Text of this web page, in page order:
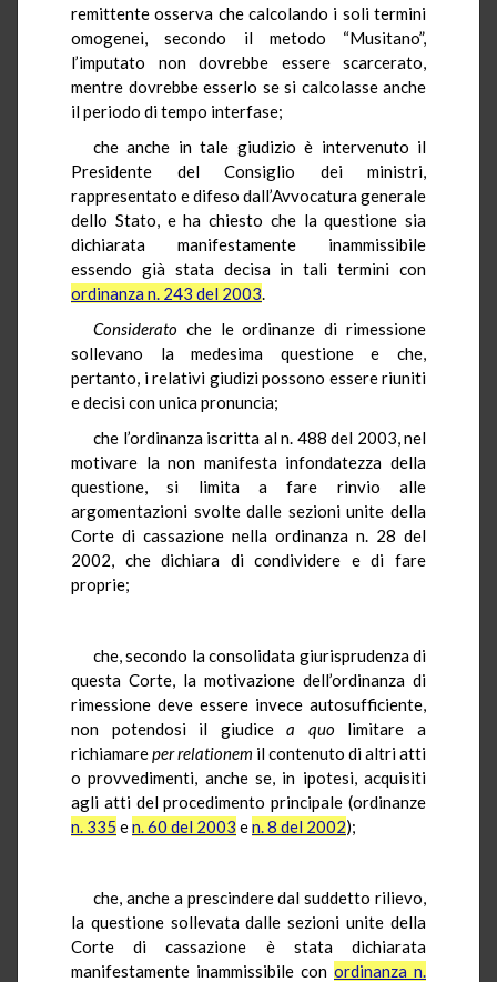
remittente osserva che calcolando i soli termini
omogenei, secondo il metodo “Musitano”,
l’imputato non dovrebbe essere scarcerato,
mentre dovrebbe esserlo se si calcolasse anche
il periodo di tempo interfase;
che anche in tale giudizio è intervenuto il
Presidente del Consiglio dei ministri,
rappresentato e difeso dall’Avvocatura generale
dello Stato, e ha chiesto che la questione sia
dichiarata manifestamente inammissibile
essendo già stata decisa in tali termini con
ordinanza n. 243 del 2003.
Considerato che le ordinanze di rimessione
sollevano la medesima questione e che,
pertanto, i relativi giudizi possono essere riuniti
e decisi con unica pronuncia;
che l’ordinanza iscritta al n. 488 del 2003, nel
motivare la non manifesta infondatezza della
questione, si limita a fare rinvio alle
argomentazioni svolte dalle sezioni unite della
Corte di cassazione nella ordinanza n. 28 del
2002, che dichiara di condividere e di fare
proprie;
che, secondo la consolidata giurisprudenza di
questa Corte, la motivazione dell’ordinanza di
rimessione deve essere invece autosufficiente,
non potendosi il giudicea quolimitare a
richiamareper relationem il contenuto di altri atti
o provvedimenti, anche se, in ipotesi, acquisiti
agli atti del procedimento principale (ordinanze
n. 335 en. 60 del 2003 en. 8 del 2002);
che, anche a prescindere dal suddetto rilievo,
la questione sollevata dalle sezioni unite della
Corte di cassazione è stata dichiarata
manifestamente inammissibile con ordinanza n.